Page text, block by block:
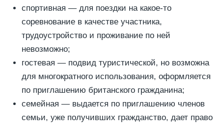
спортивная — для поездки на какое-то
соревнование в качестве участника,
трудоустройство и проживание по ней
невозможно;
гостевая — подвид туристической, но возможна
для многократного использования, оформляется
по приглашению британского гражданина;
семейная — выдается по приглашению членов
семьи, уже получивших гражданство, дает право